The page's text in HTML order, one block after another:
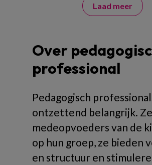
Laad meer
Over
professional
Pedagogisch
ontzettend belangrijk.
medeopvoeders van de
op hun groep, ze bieden
en structuur en